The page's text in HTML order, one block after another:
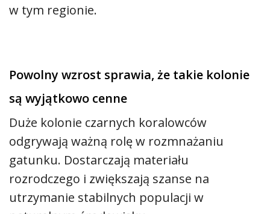
w tym regionie.
Powolny wzrost sprawia, że takie kolonie
są wyjątkowo cenne
Duże kolonie czarnych koralowców
odgrywają ważną rolę w rozmnażaniu
gatunku. Dostarczają materiału
rozrodczego i zwiększają szanse na
utrzymanie stabilnych populacji w